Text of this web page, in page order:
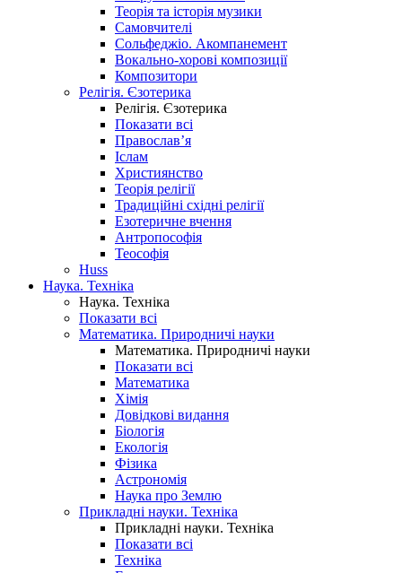
Теорія та історія музики
Самовчителі
Сольфеджіо. Акомпанемент
Вокально-хорові композиції
Композитори
Релігія. Єзотерика
Релігія. Єзотерика
Показати всі
Православ’я
Іслам
Християнство
Теорія релігії
Традиційні східні релігії
Езотеричне вчення
Антропософія
Теософія
Huss
Наука. Техніка
Наука. Техніка
Показати всі
Математика. Природничі науки
Математика. Природничі науки
Показати всі
Математика
Хімія
Довідкові видання
Біологія
Екологія
Фізика
Астрономія
Наука про Землю
Прикладні науки. Техніка
Прикладні науки. Техніка
Показати всі
Техніка